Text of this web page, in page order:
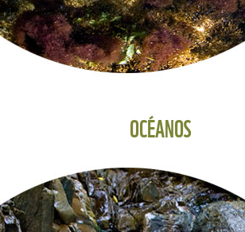
OCÉANOS